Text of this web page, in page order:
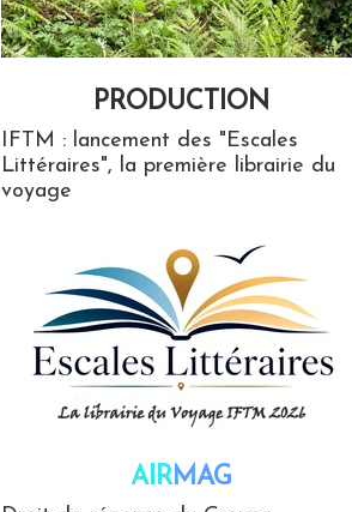
PRODUCTION
IFTM : lancement des "Escales
Littéraires", la première librairie du
voyage
AIRMAG